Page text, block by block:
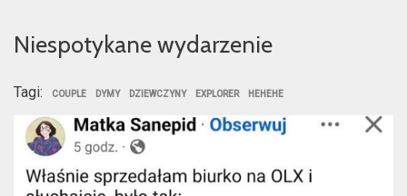
Niespotykane wydarzenie
Tagi: COUPLE DYMY DZIEWCZYNY EXPLORER HEHEHE